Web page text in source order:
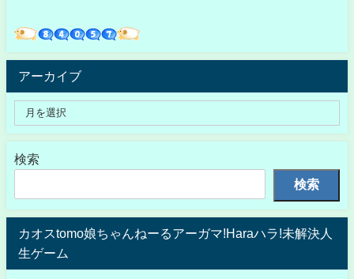
アーカイブ
検索
検索
カオスtomo娘ちゃんねーるアーガマ!Haraハラ!未解決人
生ゲーム